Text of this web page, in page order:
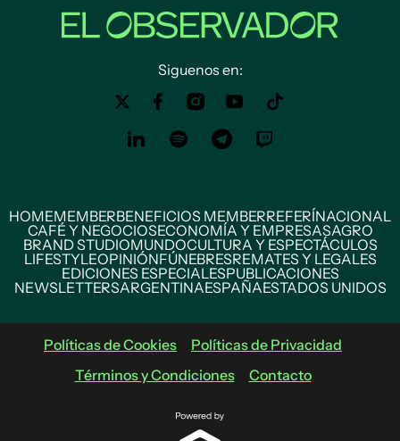
Siguenos en:
HOMEMEMBERBENEFICIOS MEMBERREFERÍNACIONAL
CAFÉ Y NEGOCIOSECONOMÍA Y EMPRESASAGRO
BRAND STUDIOMUNDOCULTURA Y ESPECTÁCULOS
LIFESTYLEOPINIÓNFÚNEBRESREMATES Y LEGALES
EDICIONES ESPECIALESPUBLICACIONES
NEWSLETTERSARGENTINAESPAÑAESTADOS UNIDOS
Políticas de Cookies
Políticas de Privacidad
Términos y Condiciones
Contacto